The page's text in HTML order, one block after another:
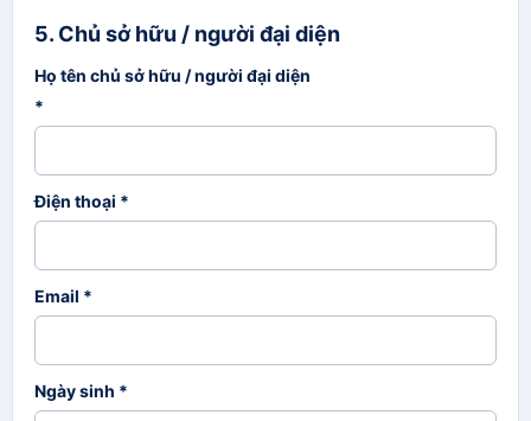
5. Chủ sở hữu / người đại diện
Họ tên chủ sở hữu / người đại diện
*
Điện thoại *
Email *
Ngày sinh *